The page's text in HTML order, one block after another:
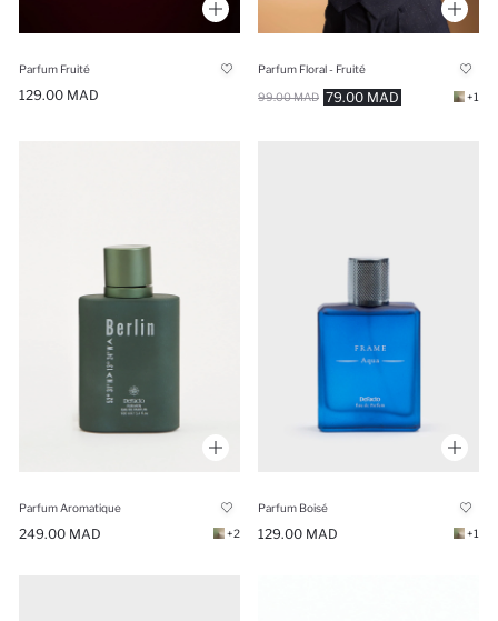
Parfum Fruité
129.00 MAD
Parfum Floral - Fruité
79.00 MAD
99.00 MAD +1
Parfum Aromatique
249.00 MAD +2
Parfum Boisé
129.00 MAD +1